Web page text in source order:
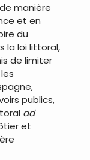
manière
et en
du
la loi littoral,
de limiter
publics,
ad
et